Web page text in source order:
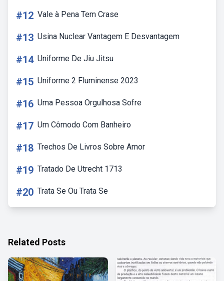
#12 Vale à Pena Tem Crase
#13 Usina Nuclear Vantagem E Desvantagem
#14 Uniforme De Jiu Jitsu
#15 Uniforme 2 Fluminense 2023
#16 Uma Pessoa Orgulhosa Sofre
#17 Um Cômodo Com Banheiro
#18 Trechos De Livros Sobre Amor
#19 Tratado De Utrecht 1713
#20 Trata Se Ou Trata Se
Related Posts